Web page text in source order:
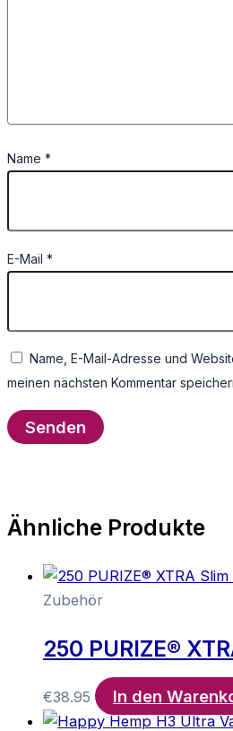
Name *
E-Mail *
Name, E-Mail-Adresse und
meinen nächsten Kommentar
Ähnliche Produkte
Zubehör
250 PURIZE®
€38.95 In den